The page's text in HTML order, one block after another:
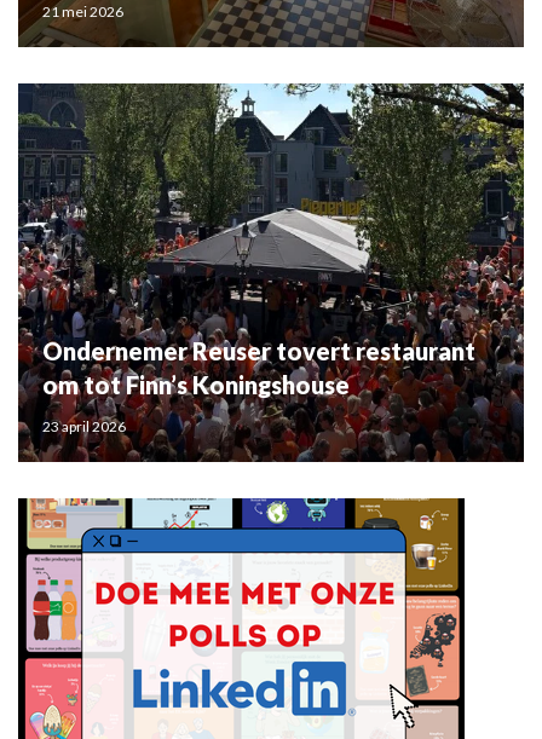
21 mei 2026
Ondernemer Reuser tovert restaurant
om tot Finn’s Koningshouse
23 april 2026